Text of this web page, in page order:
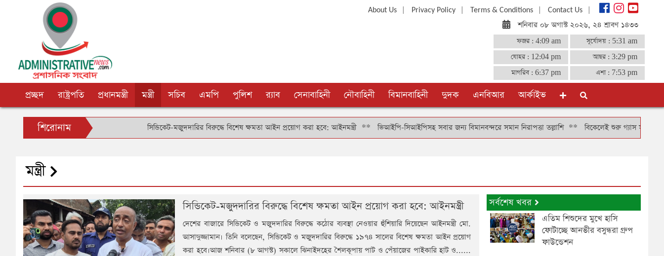
About Us| Privacy Policy| Terms & Conditions| Contact Us|
শনিবার ০৮ অগাস্ট ২০২৬, ২৪ শ্রাবণ ১৪৩৩
ফজর : 4:09 am সূর্যোদয় : 5:31 am
যোহর : 12:04 pm আছর : 3:29 pm
মাগরিব : 6:37 pm এশা : 7:53 pm
প্রচ্ছদ রাষ্ট্রপতি প্রধানমন্ত্রী মন্ত্রী সচিব এমপি পুলিশ র‍্যাব সেনাবাহিনী নৌবাহিনী বিমানবাহিনী দুদক এনবিআর আর্কাইভ
শিরোনাম সিন্ডিকেট-মজুদদারির বিরুদ্ধে বিশেষ ক্ষমতা আইন প্রয়োগ করা হবে: আইনমন্ত্রী**ভিআইপি-সিআইপিসহ সবার জন্য বিমানবন্দরে সমান নিরাপত্তা তল্লাশি**বিকেলেই শুরু গ্যাস সঞ্চালন, দুই-তিন
মন্ত্রী
সিন্ডিকেট-মজুদদারির বিরুদ্ধে বিশেষ ক্ষমতা আইন প্রয়োগ করা হবে: আইনমন্ত্রী
দেশের বাজারে সিন্ডিকেট ও মজুদদারির বিরুদ্ধে কঠোর ব্যবস্থা নেওয়ার হুঁশিয়ারি দিয়েছেন আইনমন্ত্রী মো.
আসাদুজ্জামান। তিনি বলেছেন, সিন্ডিকেট ও মজুদদারির বিরুদ্ধে ১৯৭৪ সালের বিশেষ ক্ষমতা আইন প্রয়োগ
করা হবে।আজ শনিবার (৮ আগস্ট) সকালে ঝিনাইদহের শৈলকূপায় পাট ও পেঁয়াজের পাইকারি হাট ও......
সর্বশেষ খবর
এতিম শিশুদের মুখে হাসি
ফোটাচ্ছে আনভীর বসুন্ধরা গ্রুপ
ফাউন্ডেশন